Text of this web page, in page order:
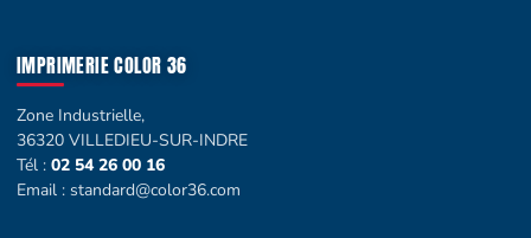
IMPRIMERIE COLOR 36
Zone Industrielle,
36320 VILLEDIEU-SUR-INDRE
Tél : 02 54 26 00 16
Email : standard@color36.com